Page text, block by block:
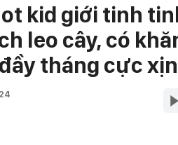
kid giới tinh
leo cây, có
tháng cực xịn